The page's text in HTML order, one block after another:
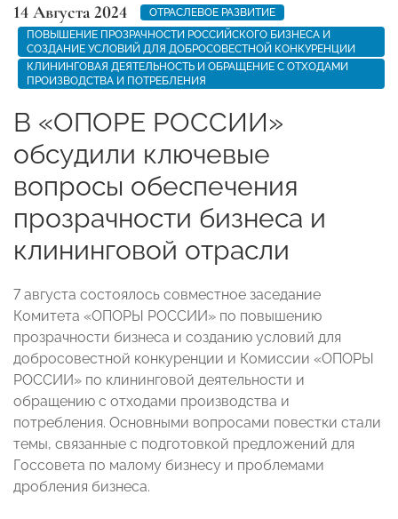
14 Августа 2024
ОТРАСЛЕВОЕ РАЗВИТИЕ
ПОВЫШЕНИЕ ПРОЗРАЧНОСТИ РОССИЙСКОГО БИЗНЕСА И
СОЗДАНИЕ УСЛОВИЙ ДЛЯ ДОБРОСОВЕСТНОЙ КОНКУРЕНЦИИ
КЛИНИНГОВАЯ ДЕЯТЕЛЬНОСТЬ И ОБРАЩЕНИЕ С ОТХОДАМИ
ПРОИЗВОДСТВА И ПОТРЕБЛЕНИЯ
В «ОПОРЕ РОССИИ»
обсудили ключевые
вопросы обеспечения
прозрачности бизнеса и
клининговой отрасли
7 августа состоялось совместное заседание
Комитета «ОПОРЫ РОССИИ» по повышению
прозрачности бизнеса и созданию условий для
добросовестной конкуренции и Комиссии «ОПОРЫ
РОССИИ» по клининговой деятельности и
обращению с отходами производства и
потребления. Основными вопросами повестки стали
темы, связанные с подготовкой предложений для
Госсовета по малому бизнесу и проблемами
дробления бизнеса.